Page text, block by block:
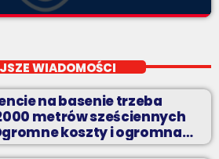
jedną z dwóch muzycznych
na żywo w Radiu BIELSKO.
WIADOMOŚCI
na basenie trzeba
metrów sześciennych
koszty i ogromna